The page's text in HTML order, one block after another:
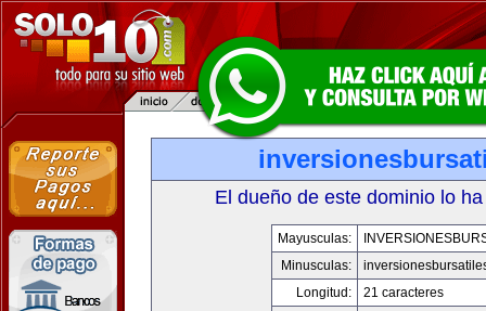
El dueño de este dominio lo
Mayusculas:
Minusculas:
Longitud:
21 caracteres